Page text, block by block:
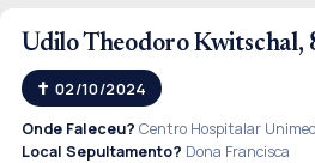
Udilo Theodoro Kwitschal,
02/10/2024
Onde Faleceu? Centro Hospitalar Unimed
Local Sepultamento? Dona Francisca